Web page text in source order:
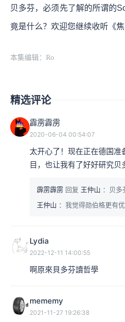
贝多芬，必须先了解的所谓的
竟是什么？欢迎您继续收听《焦
本集编辑：Ro
精选评论
霹雳霹雳
2020-06-04 00:54:07
太开心了！现在正在德国
目，也让我有了好好研究贝
霹雳霹雳 回复 王仲山 ：贝多
王仲山 ：我觉得勋伯格更有
Lydia
2022-12-11 14:00:55
啊原來貝多芬讀哲學
mememy
2021-11-27 19:26:38